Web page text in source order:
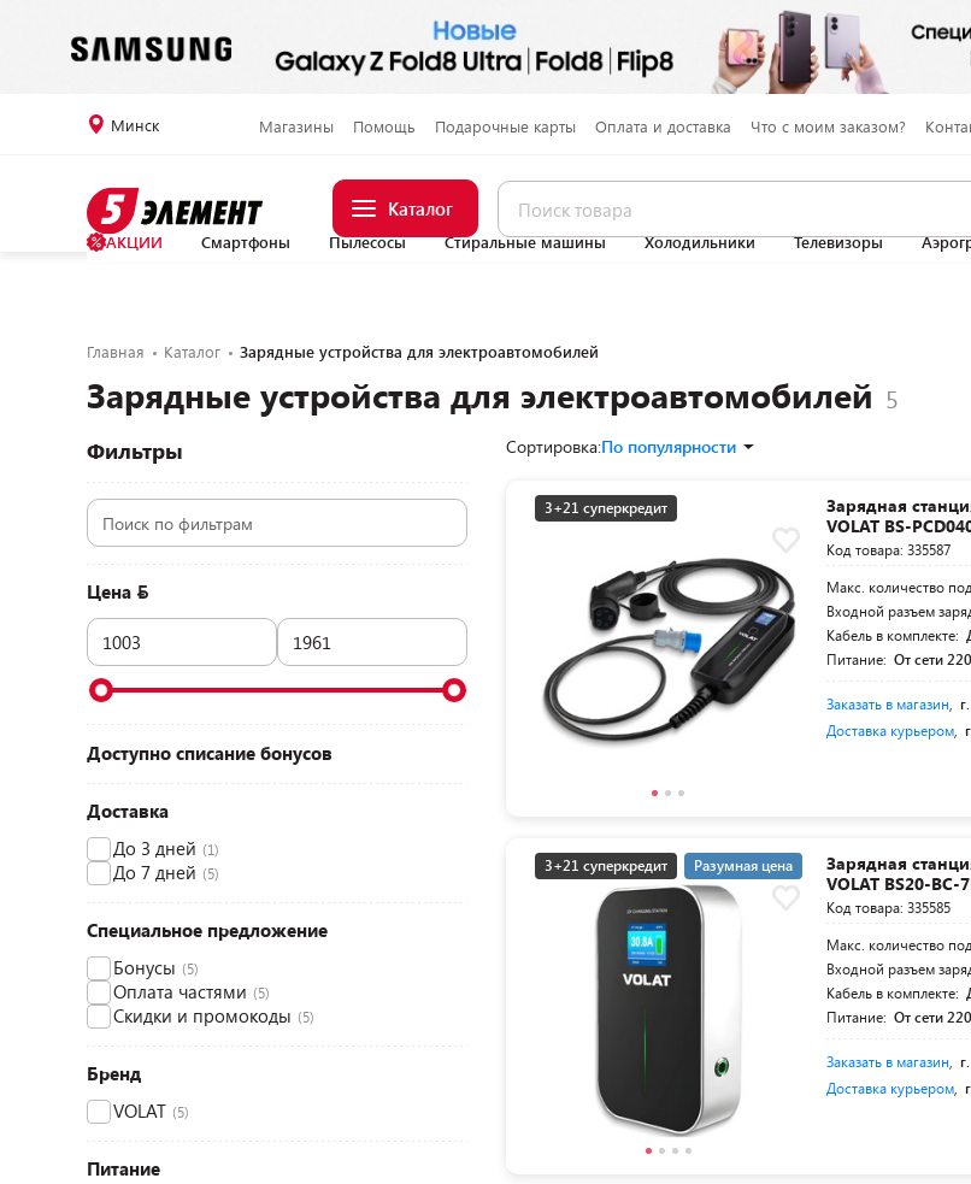
Минск Магазины Помощь Подарочные карты Оплата и доставка Что с моим заказом?
Каталог
АКЦИИ Смартфоны Пылесосы Стиральные машины Холодильники Телевизоры
Главная Каталог Зарядные устройства для электроавтомобилей
Зарядные устройства для электроавтомобилей
Фильтры
Цена
Доступно списание бонусов
Доставка
До 3 дней (1)
До 7 дней (5)
Специальное предложение
Бонусы (5)
Оплата частями (5)
Скидки и промокоды (5)
Бренд
VOLAT (5)
Питание
Сортировка:По популярности
3+21 суперкредит
Зарядная
VOLAT BS-
Код товара: 335587
Макс. количество
Входной разъем
Кабель в комплекте:
Питание: От сети
Заказать в магазин
Доставка курьером
3+21 суперкредит Разумная цена
Зарядная
VOLAT BS20-BC-
Код товара: 335585
Макс. количество
Входной разъем
Кабель в комплекте:
Питание: От сети
Заказать в магазин
Доставка курьером